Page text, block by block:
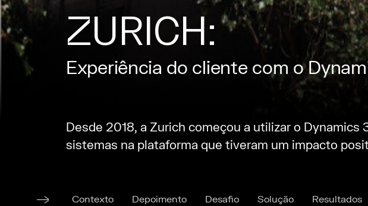
ZURICH:
Experiência do cliente com o
Desde 2018, a Zurich começou a utilizar o
sistemas na plataforma que tiveram um impacto
Contexto Depoimento Desafio Solução Resultados